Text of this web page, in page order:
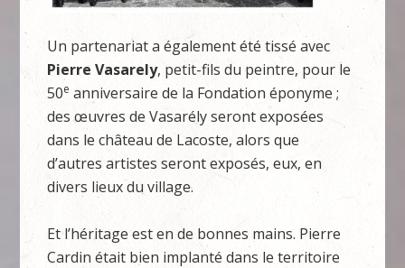
Un partenariat a également été tissé avec
Pierre Vasarely, petit-fils du peintre, pour le
50e anniversaire de la Fondation éponyme ;
des œuvres de Vasarély seront exposées
dans le château de Lacoste, alors que
d’autres artistes seront exposés, eux, en
divers lieux du village.
Et l’héritage est en de bonnes mains. Pierre
Cardin était bien implanté dans le territoire